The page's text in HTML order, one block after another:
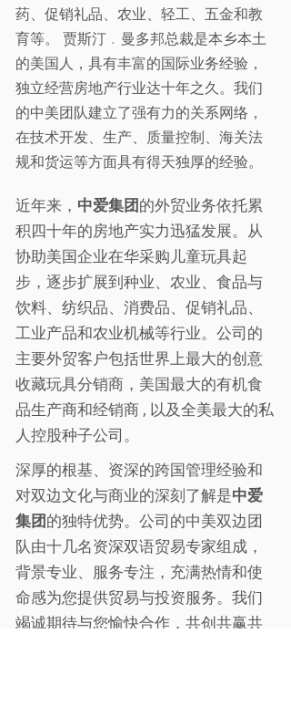
药、促销礼品、农业、轻工、五金和教
育等。 贾斯汀﹒曼多邦总裁是本乡本土
的美国人，具有丰富的国际业务经验，
独立经营房地产行业达十年之久。 我们
的中美团队建立了强有力的关系网络，
在技术开发、生产、质量控制、海关法
规和货运等方面具有得天独厚的经验。
近年来， 中爱集团的外贸业务依托累
积四十年的房地产实力迅猛发展。从
协助美国企业在华采购儿童玩具起
步，逐步扩展到种业、农业、食品与
饮料、纺织品、消费品、促销礼品、
工业产品和农业机械等行业。公司的
主要外贸客户包括世界上最大的创意
收藏玩具分销商，美国最大的有机食
品生产商和经销商 , 以及全美最大的私
人控股种子公司。
深厚的根基、资深的跨国管理经验和
对双边文化与商业的深刻了解是中爱
集团的独特优势。公司的中美双边团
队由十几名资深双语贸易专家组成，
背景专业、服务专注，充满热情和使
命感为您提供贸易与投资服务。我们
竭诚期待与您愉快合作，共创共赢共